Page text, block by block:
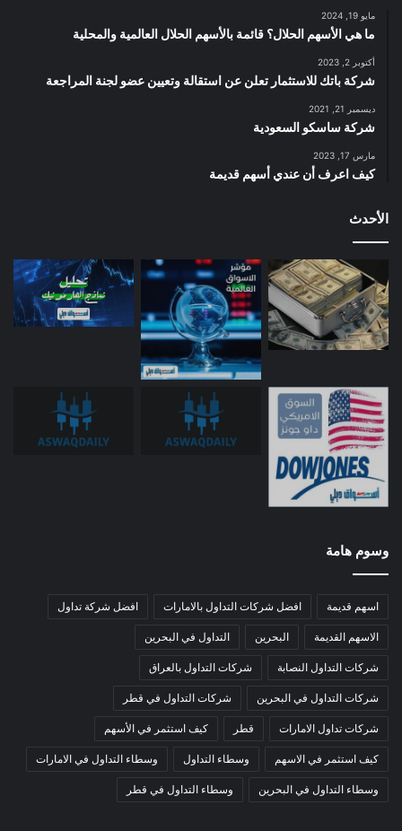
مايو 19, 2024
ما هي الأسهم الحلال؟ قائمة بالأسهم الحلال العالمية والمحلية
أكتوبر 2, 2023
شركة باتك للاستثمار تعلن عن استقالة وتعيين عضو لجنة المراجعة
ديسمبر 21, 2021
شركة ساسكو السعودية
مارس 17, 2023
كيف اعرف أن عندي أسهم قديمة
الأحدث
وسوم هامة
اسهم قديمة افضل شركات التداول بالامارات افضل شركة تداول
الاسهم القديمة البحرين التداول في البحرين
شركات التداول النصابة شركات التداول بالعراق
شركات التداول في البحرين شركات التداول في قطر
شركات تداول الامارات قطر كيف استثمر في الأسهم
كيف استثمر في الاسهم وسطاء التداول وسطاء التداول في الامارات
وسطاء التداول في البحرين وسطاء التداول في قطر